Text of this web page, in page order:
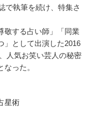
で執筆を続け、特集さ
敬する占い師」「同業
」として出演した2016
人気お笑い芸人の秘密
った。
星術